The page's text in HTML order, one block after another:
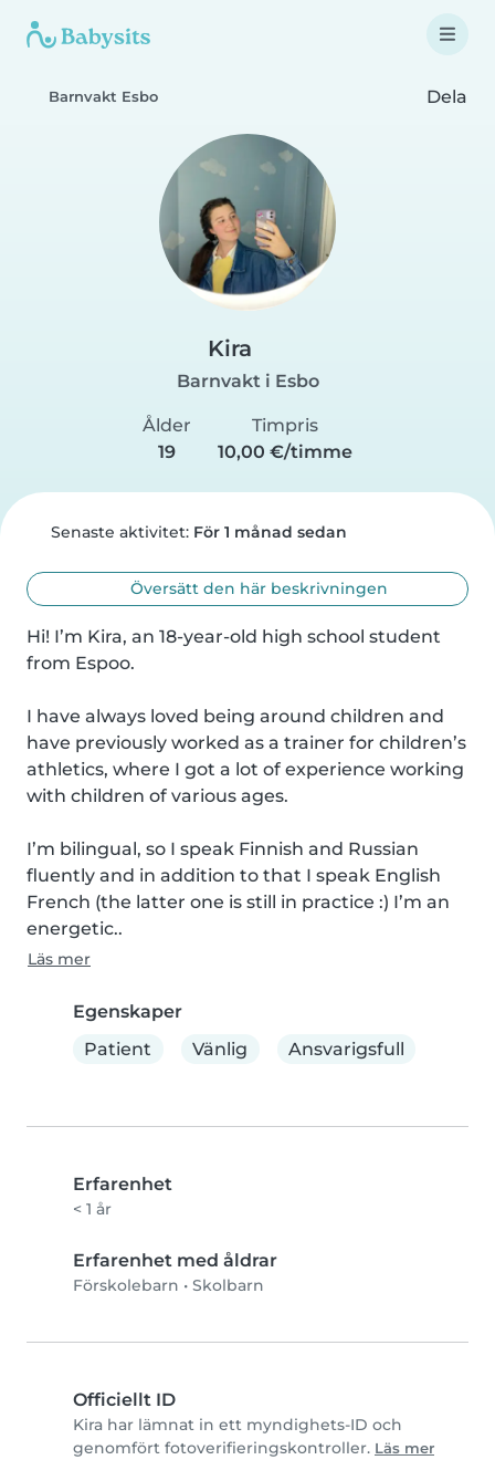
Barnvakt Esbo Dela
Kira
Barnvakt i Esbo
Ålder
19
Timpris
10,00 €/timme
Senaste aktivitet: För 1 månad sedan
Översätt den här beskrivningen
Hi! I’m Kira, an 18-year-old high school student
from Espoo.
I have always loved being around children and
have previously worked as a trainer for children’s
athletics, where I got a lot of experience working
with children of various ages.
I’m bilingual, so I speak Finnish and Russian
fluently and in addition to that I speak English
French (the latter one is still in practice :) I’m an
energetic..
Läs mer
Egenskaper
Patient
Vänlig Ansvarigsfull
Erfarenhet
< 1 år
Erfarenhet med åldrar
Förskolebarn • Skolbarn
Officiellt ID
Kira har lämnat in ett myndighets-ID och
genomfört fotoverifieringskontroller. Läs mer